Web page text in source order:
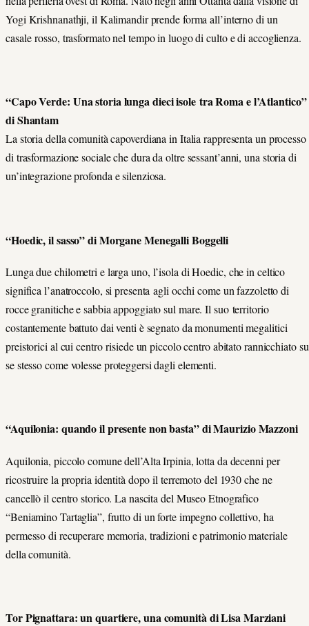
Yogi Krishnanathji, il Kalimandir prende forma all’interno di un
casale rosso, trasformato nel tempo in luogo di culto e di accoglienza.
“Capo Verde: Una storia lunga dieci isole tra Roma e l’Atlantico”
di Shantam
La storia della comunità capoverdiana in Italia rappresenta un processo
di trasformazione sociale che dura da oltre sessant’anni, una storia di
un’integrazione profonda e silenziosa.
“Hoedic, il sasso” di Morgane Menegalli Boggelli
Lunga due chilometri e larga uno, l’isola di Hoedic, che in celtico
significa l’anatroccolo, si presenta agli occhi come un fazzoletto di
rocce granitiche e sabbia appoggiato sul mare. Il suo territorio
costantemente battuto dai venti è segnato da monumenti megalitici
preistorici al cui centro risiede un piccolo centro abitato rannicchiato su
se stesso come volesse proteggersi dagli elementi.
“Aquilonia: quando il presente non basta” di Maurizio Mazzoni
Aquilonia, piccolo comune dell’Alta Irpinia, lotta da decenni per
ricostruire la propria identità dopo il terremoto del 1930 che ne
cancellò il centro storico. La nascita del Museo Etnografico
“Beniamino Tartaglia”, frutto di un forte impegno collettivo, ha
permesso di recuperare memoria, tradizioni e patrimonio materiale
della comunità.
Tor Pignattara: un quartiere, una comunità di Lisa Marziani